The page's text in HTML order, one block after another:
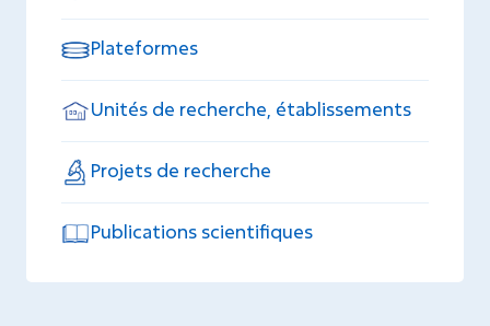
Plateformes
Unités de recherche, établissements
Projets de recherche
Publications scientifiques